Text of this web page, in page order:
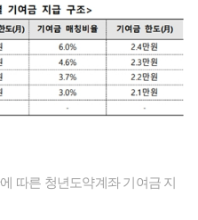
따른 청년도약계좌 기여금 지